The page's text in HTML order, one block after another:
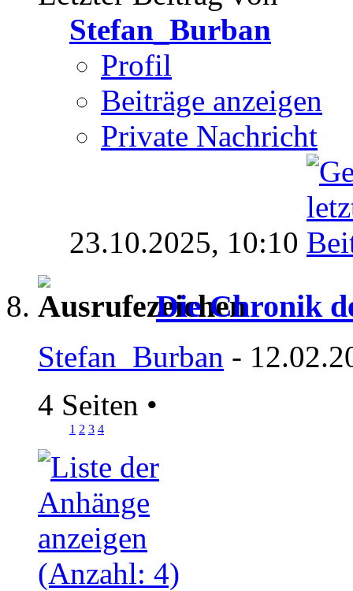
Stefan_Burban
Profil
Beiträge anzeigen
Private Nachricht
23.10.2025, 10:10
Die Chronik
Stefan_Burban -
4 Seiten •
1 2 3 4